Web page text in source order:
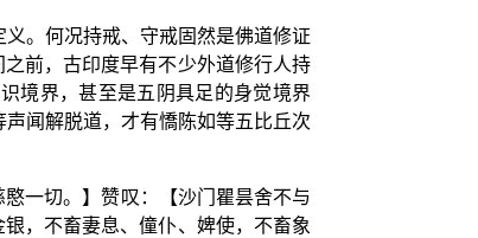
。何况持戒、守戒固然是佛道修证
前，古印度早有不少外道修行人持
境界，甚至是五阴具足的身觉境界
闻解脱道，才有憍陈如等五比丘次
一切。】赞叹：【沙门瞿昙舍不与
，不畜妻息、僮仆、婢使，不畜象